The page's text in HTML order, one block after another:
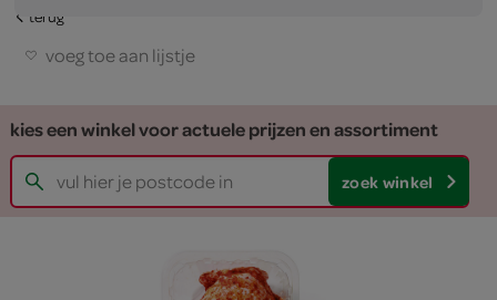
terug
voeg toe aan lijstje
kies een winkel voor actuele prijzen en assortiment
zoek winkel